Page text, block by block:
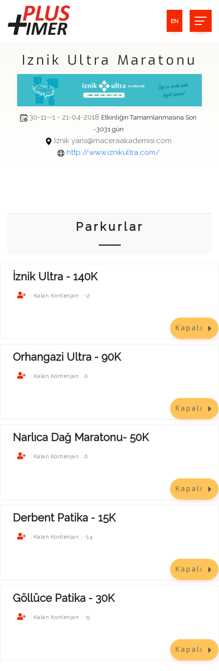
EN
Iznik Ultra Maratonu
30-11--1 - 21-04-2018 Etkinliğin Tamamlanmasına Son
-3031 gün
Iznik yaris@maceraakademisi.com
http://www.iznikultra.com/
Parkurlar
İznik Ultra - 140K
Kalan Kontenjan : -2
Kapalı
Orhangazi Ultra - 90K
Kalan Kontenjan : 0
Kapalı
Narlıca Dağ Maratonu- 50K
Kalan Kontenjan : 0
Kapalı
Derbent Patika - 15K
Kalan Kontenjan : -14
Kapalı
Göllüce Patika - 30K
Kalan Kontenjan : -5
Kapalı